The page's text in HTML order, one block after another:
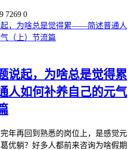
7269 0
说起，为啥总是觉得累
如何补养自己的元气
年再回到熟悉的岗位上，是感觉元
优躺？好多人都前来咨询为啥假期